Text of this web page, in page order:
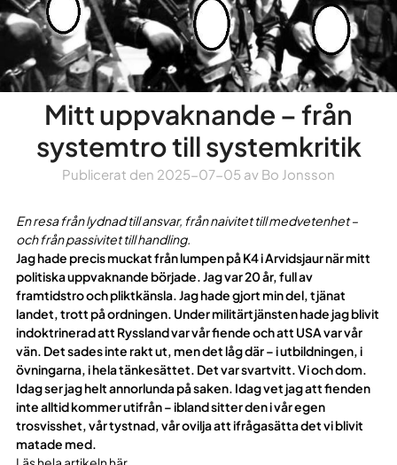
Mitt uppvaknande – från
systemtro till systemkritik
Publicerat den 2025-07-05 av Bo Jonsson
En resa från lydnad till ansvar, från naivitet till medvetenhet –
och från passivitet till handling.
Jag hade precis muckat från lumpen på K4 i Arvidsjaur när mitt
politiska uppvaknande började. Jag var 20 år, full av
framtidstro och pliktkänsla. Jag hade gjort min del, tjänat
landet, trott på ordningen. Under militärtjänsten hade jag blivit
indoktrinerad att Ryssland var vår fiende och att USA var vår
vän. Det sades inte rakt ut, men det låg där – i utbildningen, i
övningarna, i hela tänkesättet. Det var svartvitt. Vi och dom.
Idag ser jag helt annorlunda på saken. Idag vet jag att fienden
inte alltid kommer utifrån – ibland sitter den i vår egen
trosvisshet, vår tystnad, vår ovilja att ifrågasätta det vi blivit
matade med.